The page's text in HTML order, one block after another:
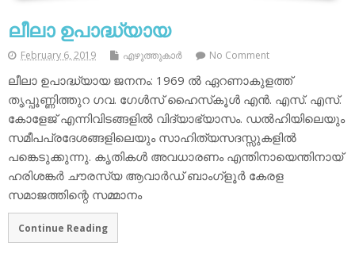
ലീലാ ഉപാദ്ധ്യായ
February 6, 2019 എഴുത്തുകാര്‍ No Comment
ലീലാ ഉപാദ്ധ്യായ ജനനം: 1969 ല്‍ ഏറണാകുളത്ത്
തൃപ്പൂണ്ണിത്തുറ ഗവ. ഗേള്‍സ് ഹൈസ്‌കൂള്‍ എന്‍. എസ്. എസ്.
കോളേജ് എന്നിവിടങ്ങളില്‍ വിദ്യാഭ്യാസം. ഡല്‍ഹിയിലെയും
സമീപപ്രദേശങ്ങളിലെയും സാഹിത്യസദസ്സുകളില്‍
പങ്കെടുക്കുന്നു. കൃതികള്‍ അവധാരണം എന്തിനായെന്തിനായ്
ഹരിശങ്കര്‍ ചൗരസ്യ ആവാര്‍ഡ് ബാംഗ്‌ളൂര്‍ കേരള
സമാജത്തിന്റെ സമ്മാനം
Continue Reading